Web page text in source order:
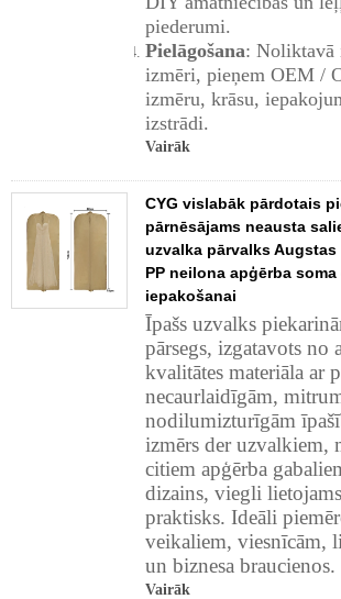
piederumi.
Pielāgošana:
izmēri, pieņem OEM /
izmēru, krāsu,
izstrādi.
Vairāk
CYG vislabāk pārdotais
pārnēsājams neausta
uzvalka pārvalks
PP neilona apģērba
iepakošanai
Īpašs uzvalks
pārsegs, izgatavots no
kvalitātes materiāla ar
necaurlaidīgām,
nodilumizturīgām
izmērs der uzvalkiem,
citiem apģērba
dizains, viegli
praktisks. Ideāli
veikaliem, viesnīcām,
un biznesa braucienos.
Vairāk